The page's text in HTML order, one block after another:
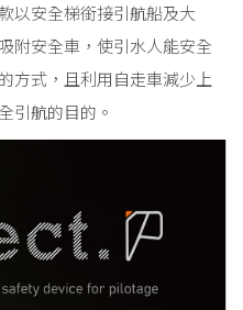
以安全梯銜接引航船及大
附安全車，使引水人能安全
方式，且利用自走車減少上
引航的目的。